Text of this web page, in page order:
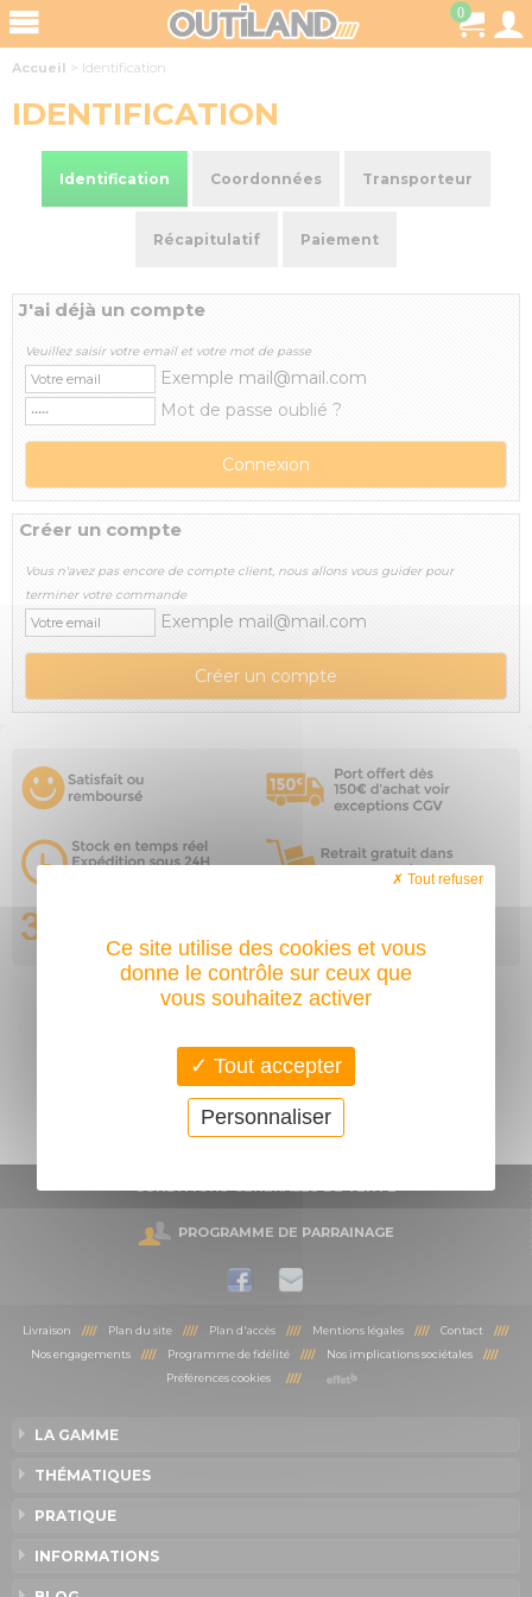
0
Accueil > Identification
IDENTIFICATION
Identification Coordonnées Transporteur
Récapitulatif Paiement
J'ai déjà un compte
Veuillez saisir votre email et votre mot de passe
Exemple mail@mail.com
Mot de passe oublié ?
Créer un compte
Vous n'avez pas encore de compte client, nous allons vous guider pour
terminer votre commande
Exemple mail@mail.com
Toutes nos marques
CONDITIONS GÉNÉRALES DE VENTE
PROGRAMME DE PARRAINAGE
Livraison //// Plan du site //// Plan d'accès //// Mentions légales //// Contact ////
Nos engagements//// Programme de fidélité//// Nos implications sociétales////
Préférences cookies
////
LA GAMME
THÉMATIQUES
PRATIQUE
INFORMATIONS
Ce site utilise des cookies et vous
donne le contrôle sur ceux que
vous souhaitez activer
Tout accepter
Tout refuser
Personnaliser